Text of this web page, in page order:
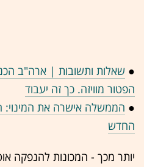
● שאלות ותשובות | ארה"ב
הפטור מוויזה. כך זה יעבוד
● הממשלה אישרה את המינוי:
החדש
יותר מכך - המכונות להנפקה